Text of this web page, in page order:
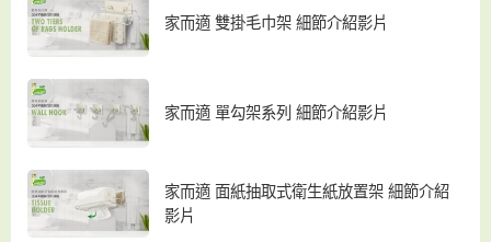
家而適 雙掛毛巾架 細節介紹影片
家而適 單勾架系列 細節介紹影片
家而適 面紙抽取式衛生紙放置架 細節介紹
影片